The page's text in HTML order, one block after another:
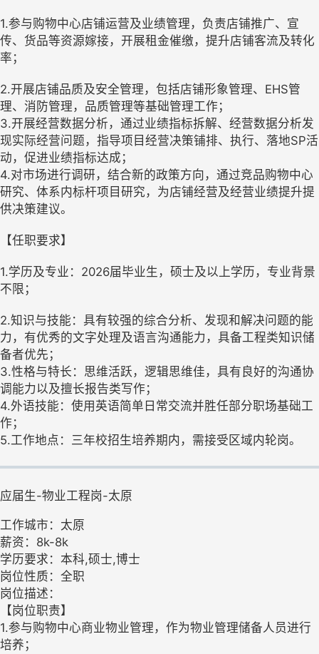
1.参与购物中心店铺运营及业绩管理，负责店铺推广、宣
传、货品等资源嫁接，开展租金催缴，提升店铺客流及转化
率；
2.开展店铺品质及安全管理，包括店铺形象管理、EHS管
理、消防管理，品质管理等基础管理工作；
3.开展经营数据分析，通过业绩指标拆解、经营数据分析发
现实际经营问题，指导项目经营决策铺排、执行、落地SP活
动，促进业绩指标达成；
4.对市场进行调研，结合新的政策方向，通过竞品购物中心
研究、体系内标杆项目研究，为店铺经营及经营业绩提升提
供决策建议。
【任职要求】
1.学历及专业：2026届毕业生，硕士及以上学历，专业背景
不限；
2.知识与技能：具有较强的综合分析、发现和解决问题的能
力，有优秀的文字处理及语言沟通能力，具备工程类知识储
备者优先；
3.性格与特长：思维活跃，逻辑思维佳，具有良好的沟通协
调能力以及擅长报告类写作；
4.外语技能：使用英语简单日常交流并胜任部分职场基础工
作；
5.工作地点：三年校招生培养期内，需接受区域内轮岗。
应届生-物业工程岗-太原
工作城市：太原
薪资：8k-8k
学历要求：本科,硕士,博士
岗位性质：全职
岗位描述：
【岗位职责】
1.参与购物中心商业物业管理，作为物业管理储备人员进行
培养；